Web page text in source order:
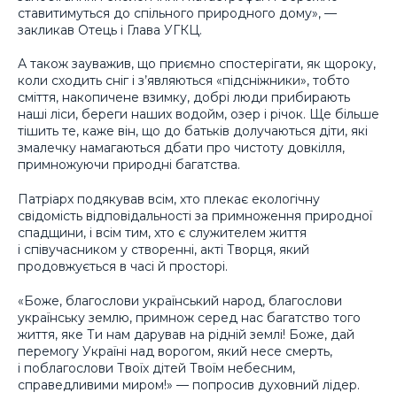
ставитимуться до спільного природного дому», —
закликав Отець і Глава УГКЦ.
А також зауважив, що приємно спостерігати, як щороку,
коли сходить сніг і з’являються «підсніжники», тобто
сміття, накопичене взимку, добрі люди прибирають
наші ліси, береги наших водойм, озер і річок. Ще більше
тішить те, каже він, що до батьків долучаються діти, які
змалечку намагаються дбати про чистоту довкілля,
примножуючи природні багатства.
Патріарх подякував всім, хто плекає екологічну
свідомість відповідальності за примноження природної
спадщини, і всім тим, хто є служителем життя
і співучасником у створенні, акті Творця, який
продовжується в часі й просторі.
«Боже, благослови український народ, благослови
українську землю, примнож серед нас багатство того
життя, яке Ти нам дарував на рідній землі! Боже, дай
перемогу Україні над ворогом, який несе смерть,
і поблагослови Твоїх дітей Твоїм небесним,
справедливими миром!» — попросив духовний лідер.